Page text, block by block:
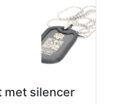
met silencer